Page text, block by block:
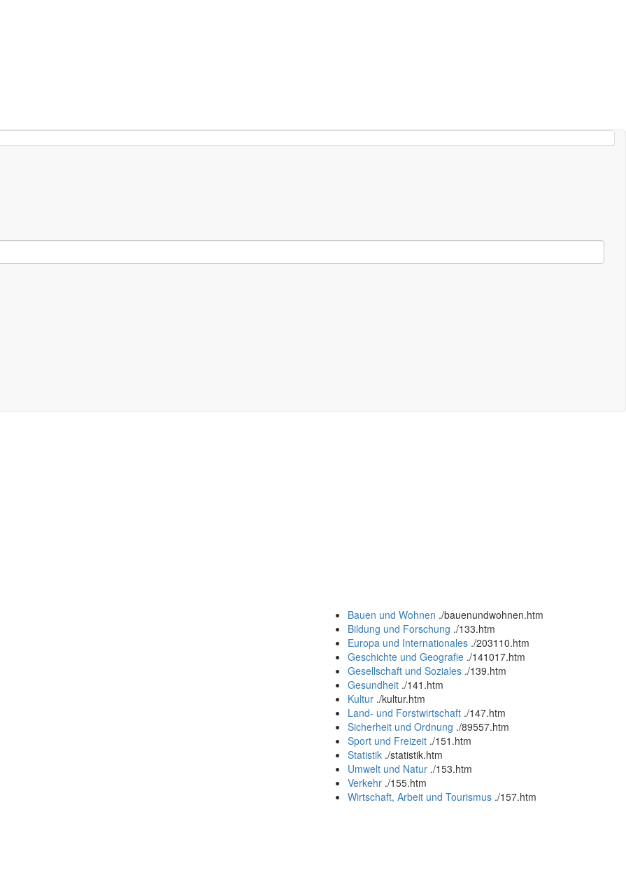
Bauen und Wohnen ./bauenundwohnen.htm
Bildung und Forschung ./133.htm
Europa und Internationales ./203110.htm
Geschichte und Geografie ./141017.htm
Gesellschaft und Soziales ./139.htm
Gesundheit ./141.htm
Kultur ./kultur.htm
Land- und Forstwirtschaft ./147.htm
Sicherheit und Ordnung ./89557.htm
Sport und Freizeit ./151.htm
Statistik ./statistik.htm
Umwelt und Natur ./153.htm
Verkehr ./155.htm
Wirtschaft, Arbeit und Tourismus ./157.htm